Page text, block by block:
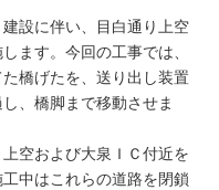
設に伴い、目白通り上空
ます。今回の工事では、
橋げたを、送り出し装置
、橋脚まで移動させま
空および大泉ＩＣ付近を
中はこれらの道路を閉鎖